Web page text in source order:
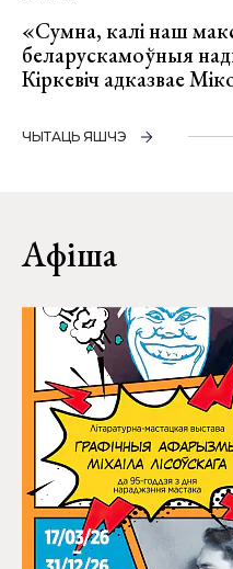
«Сумна, калі наш
беларускамоўныя
Кіркевіч адказвае
ЧЫТАЦЬ ЯШЧЭ
Афіша